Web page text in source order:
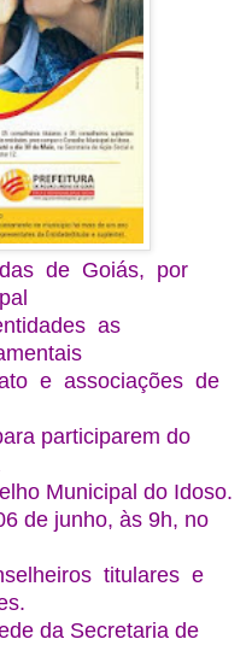
de Goiás, por
as
e associações de
participarem do
Municipal do Idoso.
de junho, às 9h, no
titulares e
da Secretaria de